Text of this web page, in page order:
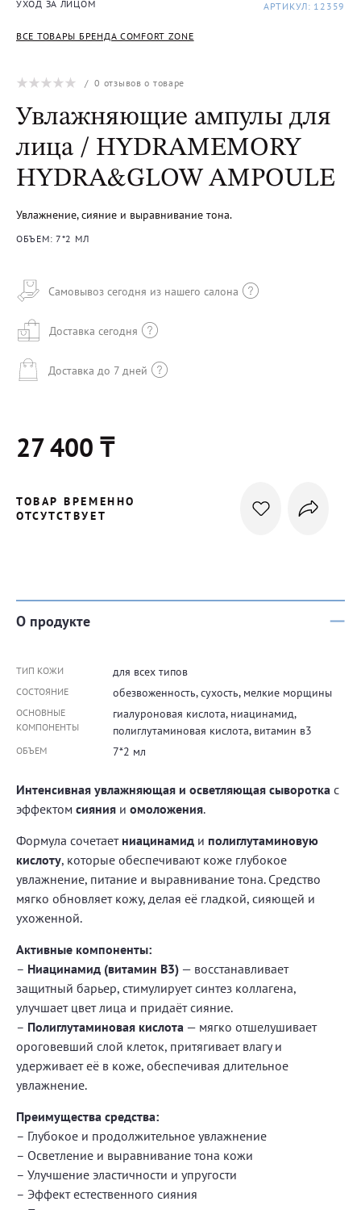
УХОД ЗА ЛИЦОМ
ВСЕ ТОВАРЫ БРЕНДА COMFORT ZONE
АРТИКУЛ: 12359
/0 отзывов о товаре
Увлажняющие ампулы для
лица / HYDRAMEMORY
HYDRA&GLOW AMPOULE
Увлажнение, сияние и выравнивание тона.
ОБЪЕМ: 7*2 МЛ
Самовывоз сегодня из нашего салона
Доставка сегодня
Доставка до 7 дней
27 400 ₸
ТОВАР ВРЕМЕННО
ОТСУТСТВУЕТ
О продукте
ТИП КОЖИ для всех типов
СОСТОЯНИЕ обезвоженность, сухость, мелкие морщины
ОСНОВНЫЕ
КОМПОНЕНТЫ
гиалуроновая кислота, ниацинамид,
полиглутаминовая кислота, витамин в3
ОБЪЕМ 7*2 мл
Интенсивная увлажняющая и осветляющая сыворотка с
эффектом сияния и омоложения.
Формула сочетает ниацинамид и полиглутаминовую
кислоту, которые обеспечивают коже глубокое
увлажнение, питание и выравнивание тона. Средство
мягко обновляет кожу, делая её гладкой, сияющей и
ухоженной.
Активные компоненты:
– Ниацинамид (витамин B3) — восстанавливает
защитный барьер, стимулирует синтез коллагена,
улучшает цвет лица и придаёт сияние.
– Полиглутаминовая кислота — мягко отшелушивает
ороговевший слой клеток, притягивает влагу и
удерживает её в коже, обеспечивая длительное
увлажнение.
Преимущества средства:
– Глубокое и продолжительное увлажнение
– Осветление и выравнивание тона кожи
– Улучшение эластичности и упругости
– Эффект естественного сияния